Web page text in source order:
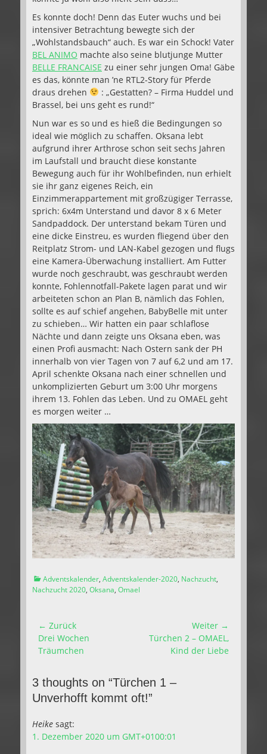
Es konnte doch! Denn das Euter wuchs und bei
intensiver Betrachtung bewegte sich der
„Wohlstandsbauch“ auch. Es war ein Schock! Vater
BEL ANIMO machte also seine blutjunge Mutter
BELLE FRANCAISE zu einer sehr jungen Oma! Gäbe
es das, könnte man ’ne RTL2-Story für Pferde
draus drehen
: „Gestatten? – Firma Huddel und
Brassel, bei uns geht es rund!“
Nun war es so und es hieß die Bedingungen so
ideal wie möglich zu schaffen. Oksana lebt
aufgrund ihrer Arthrose schon seit sechs Jahren
im Laufstall und braucht diese konstante
Bewegung auch für ihr Wohlbefinden, nun erhielt
sie ihr ganz eigenes Reich, ein
Einzimmerappartement mit großzügiger Terrasse,
sprich: 6x4m Unterstand und davor 8 x 6 Meter
Sandpaddock. Der unterstand bekam Türen und
eine dicke Einstreu, es wurden fliegend über den
Reitplatz Strom- und LAN-Kabel gezogen und flugs
eine Kamera-Überwachung installiert. Am Futter
wurde noch geschraubt, was geschraubt werden
konnte, Fohlennotfall-Pakete lagen parat und wir
arbeiteten schon an Plan B, nämlich das Fohlen,
sollte es auf schief angehen, BabyBelle mit unter
zu schieben… Wir hatten ein paar schlaflose
Nächte und dann zeigte uns Oksana eben, was
einen Profi ausmacht: Nach Ostern sank der PH
innerhalb von vier Tagen von 7 auf 6,2 und am 17.
April schenkte Oksana nach einer schnellen und
unkomplizierten Geburt um 3:00 Uhr morgens
ihrem 13. Fohlen das Leben. Und zu OMAEL geht
es morgen weiter …
Kategorien
Adventskalender, Adventskalender-2020, Nachzucht,
Nachzucht 2020, Oksana, Omael
Beitragsnavigation
← Zurück
Vorhergehender
Beitrag:
Drei Wochen
Träumchen
Weiter →
Nächster
Türchen 2 – OMAEL,
Kind der Liebe
3 thoughts on “Türchen 1 –
Unverhofft kommt oft!”
Heike sagt:
1. Dezember 2020 um GMT+0100:01